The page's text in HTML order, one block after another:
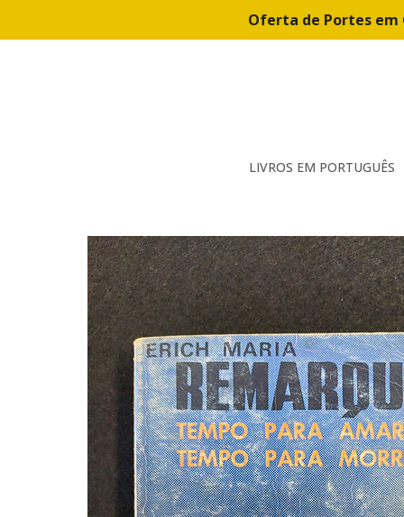
Oferta de Portes
LIVROS EM PORTUGUÊS